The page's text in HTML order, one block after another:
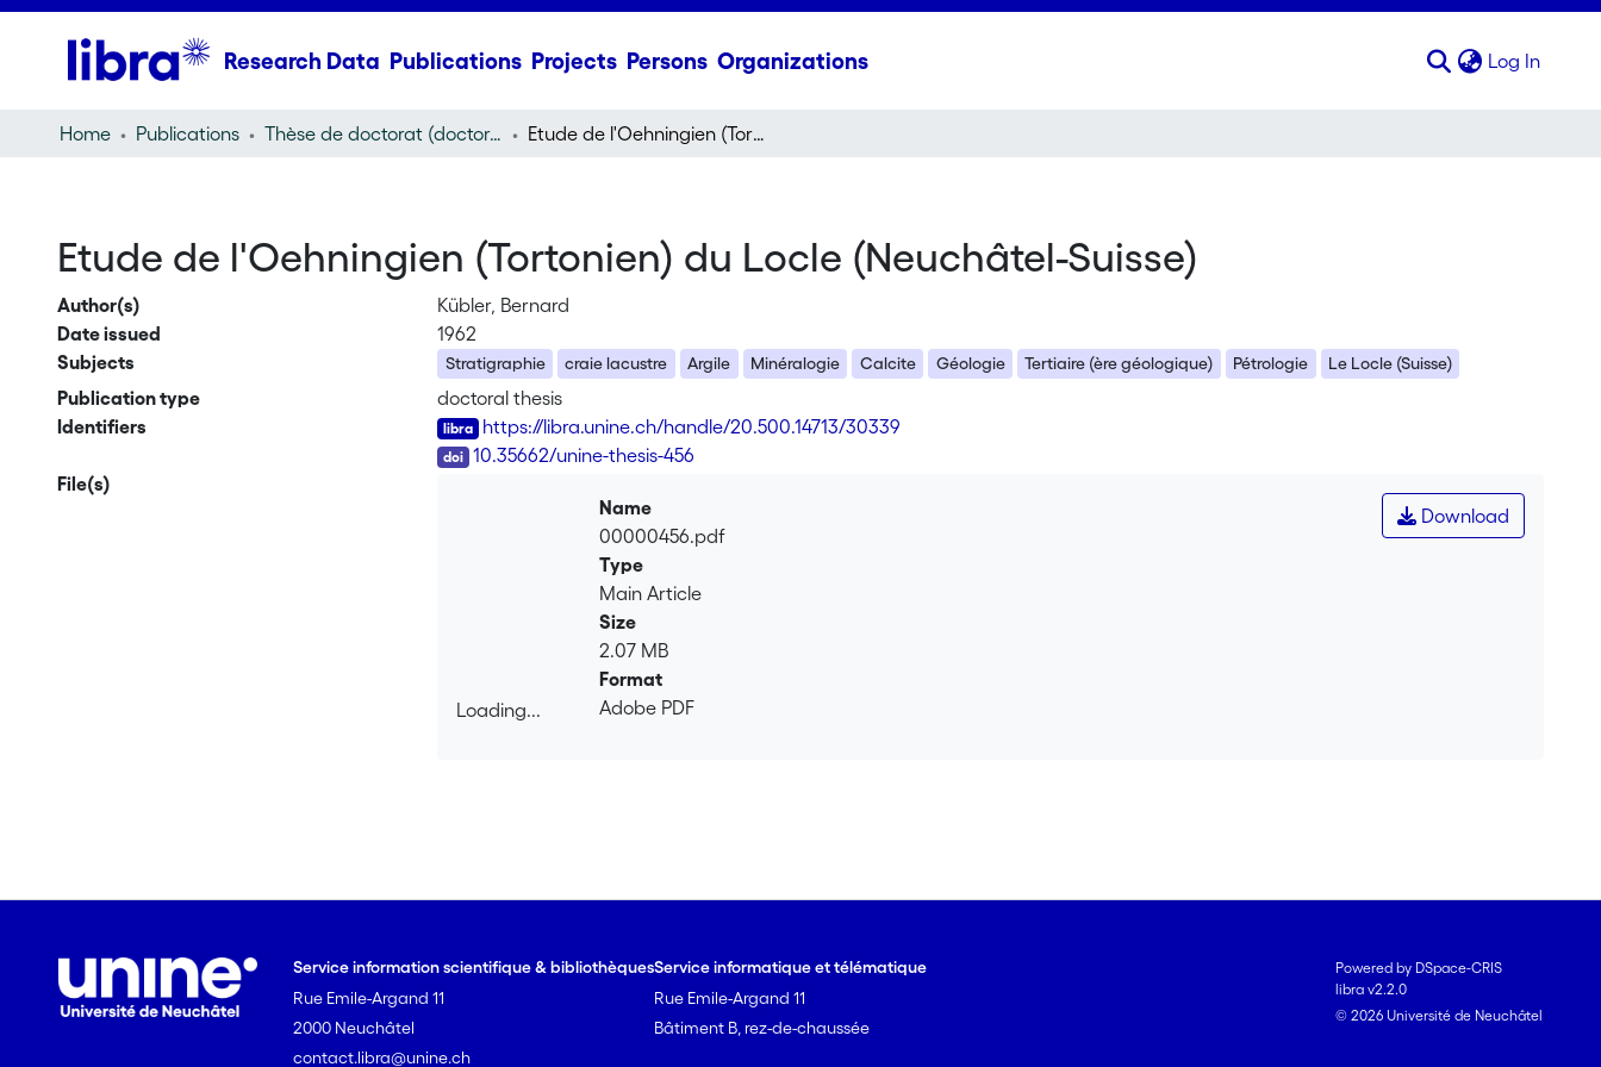
Research Data Publications Projects Persons Organizations Log In
Home Publications Thèse de doctorat (doctoral thesis) Etude de l'Oehningien (Tortonien) du Locle (Neuchâtel-Suisse)
Etude de l'Oehningien (Tortonien) du Locle (Neuchâtel-Suisse)
Author(s)
Kübler, Bernard
Date issued
1962
Subjects
Stratigraphie craie lacustre Argile Minéralogie Calcite Géologie Tertiaire (ère géologique) Pétrologie Le Locle (Suisse)
Publication type
doctoral thesis
Identifiers
https://libra.unine.ch/handle/20.500.14713/30339
10.35662/unine-thesis-456
File(s)
Loading...
Download
Name
00000456.pdf
Type
Main Article
Size
2.07 MB
Format
Adobe PDF
Service information scientifique & bibliothèques
Rue Emile-Argand 11
2000 Neuchâtel
contact.libra@unine.ch
Service informatique et télématique
Rue Emile-Argand 11
Bâtiment B, rez-de-chaussée
Powered by DSpace-CRIS
libra v2.2.0
© 2026 Université de Neuchâtel